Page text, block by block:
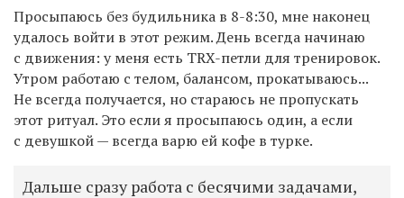
Просыпаюсь без будильника в 8-8:30, мне наконец
удалось войти в этот режим. День всегда начинаю
с движения: у меня есть TRX-петли для тренировок.
Утром работаю с телом, балансом, прокатываюсь...
Не всегда получается, но стараюсь не пропускать
этот ритуал. Это если я просыпаюсь один, а если
с девушкой — всегда варю ей кофе в турке.
Дальше сразу работа с бесячими задачами,